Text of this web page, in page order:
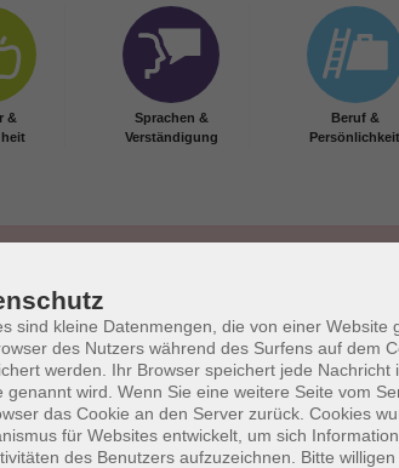
&
Sprachen &
Verständigung
Beruf &
Persönlichkeit
Barrierefreiheit AGB
sind kleine Datenmengen, die von einer Website
des Nutzers während des Surfens auf dem
werden. Ihr Browser speichert jede Nachricht
genannt wird. Wenn Sie eine weitere Seite vom
das Cookie an den Server zurück. Cookies
für Websites entwickelt, um sich
des Benutzers aufzuzeichnen. Bitte